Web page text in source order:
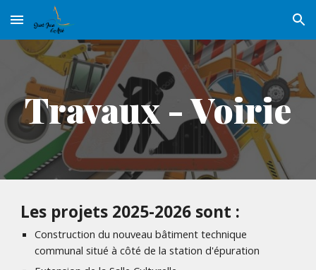
Skip to main content Skip to navigation
Travaux - Voirie
Les projets 2025-2026 sont :
Construction du nouveau bâtiment technique
communal situé à côté de la station d'épuration